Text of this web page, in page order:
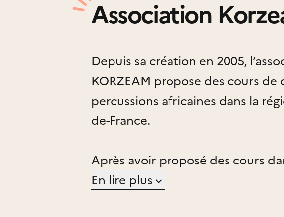
Association
Depuis sa création en 2005,
KORZEAM propose des cours de
percussions africaines dans la
de-France.
Après avoir proposé des cours
salles de la région, Korzeam s’est
En lire plus